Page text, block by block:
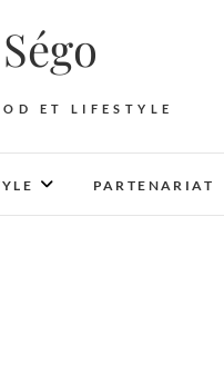
ET LIFESTYLE
PARTENARIAT